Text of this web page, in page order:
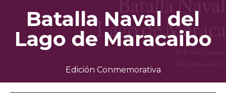
Batalla Naval del
Lago de Maracaibo
Edición Conmemorativa